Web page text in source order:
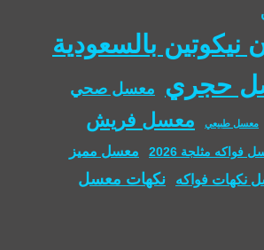
بالسعودية
حجري معسل صحي
معسل طبيعي معسل فريش
فواكه مثلجة 2026 معسل مميز
نكهات فواكه نكهات معسل